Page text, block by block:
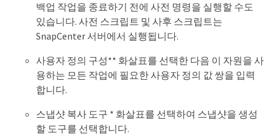
백업 작업을 종료하기 전에 사전 명령을 실행할 수도
있습니다. 사전 스크립트 및 사후 스크립트는
SnapCenter 서버에서 실행됩니다.
사용자 정의 구성** 화살표를 선택한 다음 이 자원을 사
용하는 모든 작업에 필요한 사용자 정의 값 쌍을 입력
합니다.
스냅샷 복사 도구 * 화살표를 선택하여 스냅샷을 생성
할 도구를 선택합니다.